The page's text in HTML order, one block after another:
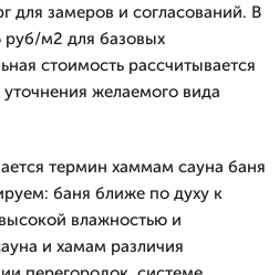
для замеров и согласований. В
руб/м2 для базовых
стоимость рассчитывается
желаемого вида
термин хаммам сауна баня
баня ближе по духу к
влажностью и
и хамам различия